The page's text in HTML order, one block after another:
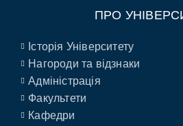
ПРО
Історія Університету
Нагороди та відзнаки
Адміністрація
Факультети
Кафедри